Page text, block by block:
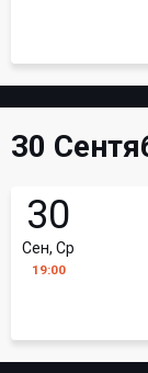
30
30
Сен, Ср
19:00